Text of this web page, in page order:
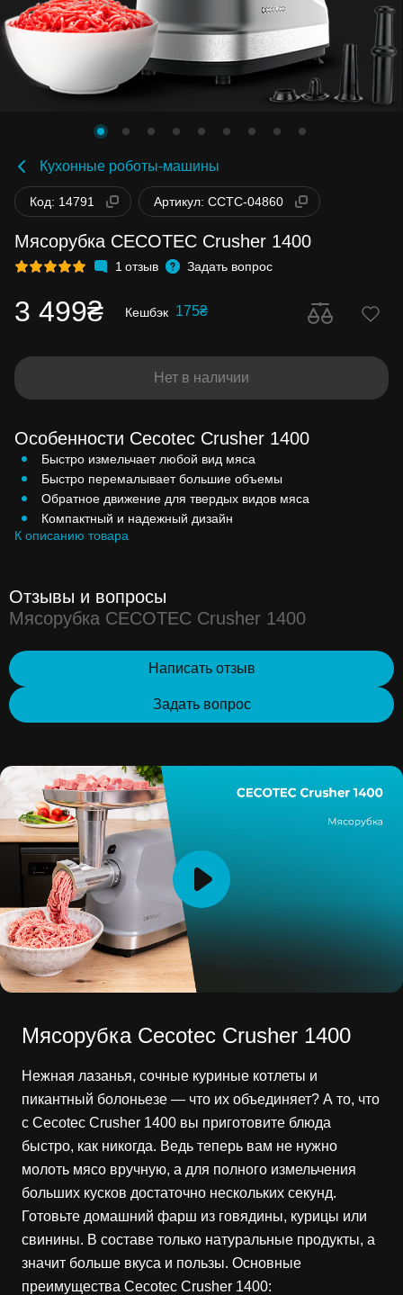
Кухонные роботы-машины
Код: 14791 Артикул: CCTC-04860
Мясорубка CECOTEC Crusher 1400
1 отзыв Задать вопрос
3 499₴ Кешбэк 175₴
Нет в наличии
Особенности Cecotec Crusher 1400
Быстро измельчает любой вид мяса
Быстро перемалывает большие объемы
Обратное движение для твердых видов мяса
Компактный и надежный дизайн
К описанию товара
Отзывы и вопросы
Мясорубка CECOTEC Crusher 1400
Написать отзыв
Задать вопрос
Мясорубка Cecotec Crusher 1400
Нежная лазанья, сочные куриные котлеты и
пикантный болоньезе — что их объединяет? А то, что
с Cecotec Crusher 1400 вы приготовите блюда
быстро, как никогда. Ведь теперь вам не нужно
молоть мясо вручную, а для полного измельчения
больших кусков достаточно нескольких секунд.
Готовьте домашний фарш из говядины, курицы или
свинины. В составе только натуральные продукты, а
значит больше вкуса и пользы. Основные
преимущества Cecotec Crusher 1400: